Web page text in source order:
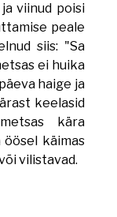
viinud poisi
peale
siis: "Sa
ei huika
haige ja
keelasid
kära
käimas
vilistavad.